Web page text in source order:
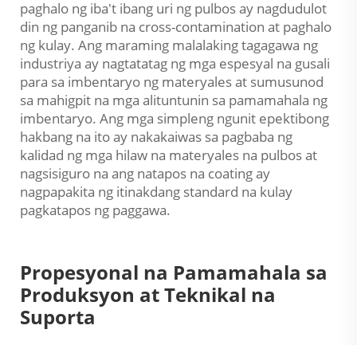
paghalo ng iba't ibang uri ng pulbos ay nagdudulot
din ng panganib na cross-contamination at paghalo
ng kulay. Ang maraming malalaking tagagawa ng
industriya ay nagtatatag ng mga espesyal na gusali
para sa imbentaryo ng materyales at sumusunod
sa mahigpit na mga alituntunin sa pamamahala ng
imbentaryo. Ang mga simpleng ngunit epektibong
hakbang na ito ay nakakaiwas sa pagbaba ng
kalidad ng mga hilaw na materyales na pulbos at
nagsisiguro na ang natapos na coating ay
nagpapakita ng itinakdang standard na kulay
pagkatapos ng paggawa.
Propesyonal na Pamamahala sa
Produksyon at Teknikal na
Suporta